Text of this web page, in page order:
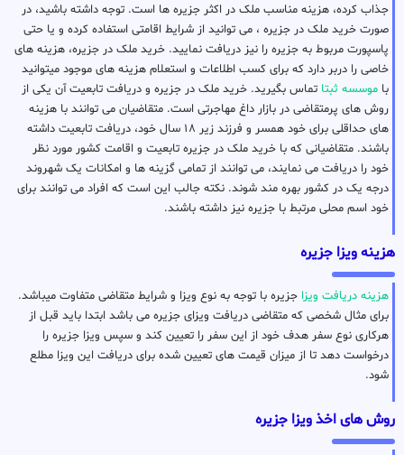
جذاب کرده، هزینه مناسب ملک در اکثر جزیره ها است. توجه داشته باشید، در
صورت خرید ملک در جزیره ، می توانید از شرایط اقامتی استفاده کرده و یا حتی
پاسپورت مربوط به جزیره را نیز دریافت نمایید. خرید ملک در جزیره، هزینه های
خاصی را دربر دارد که برای کسب اطلاعات و استعلام هزینه های موجود میتوانید
با موسسه ثبتا تماس بگیرید. خرید ملک در جزیره و دریافت تابعیت آن یکی از
روش های پرمتقاضی در بازار داغ مهاجرتی است. متقاضیان می توانند با هزینه
های حداقلی برای خود همسر و فرزند زیر ۱۸ سال خود، دریافت تابعیت داشته
باشند. متقاضیانی که با خرید ملک در جزیره تابعیت و اقامت کشور مورد نظر
خود را دریافت می نمایند، می توانند از تمامی گزینه ها و امکانات یک شهروند
درجه یک در کشور بهره مند شوند. نکته جالب این است که افراد می توانند برای
خود اسم محلی مرتبط با جزیره نیز داشته باشند.
هزینه ویزا جزیره
هزینه دریافت ویزا جزیره با توجه به نوع ویزا و شرایط متقاضی متفاوت میباشد.
برای مثال شخصی که متقاضی دریافت ویزای جزیره می باشد ابتدا باید قبل از
هرکاری نوع سفر هدف خود از این سفر را تعیین کند و سپس ویزا جزیره را
درخواست دهد تا از میزان قیمت های تعیین شده برای دریافت این ویزا مطلع
شود.
روش های اخذ ویزا جزیره